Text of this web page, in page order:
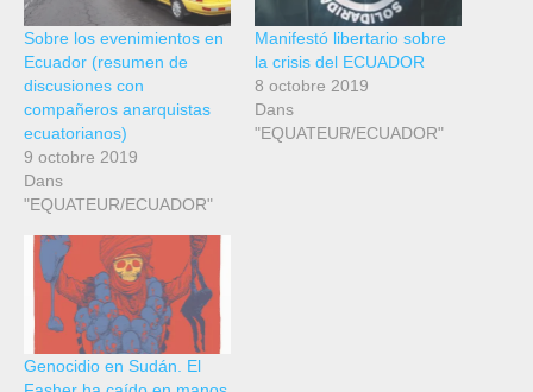
Sobre los evenimientos en
Ecuador (resumen de
discusiones con
compañeros anarquistas
ecuatorianos)
9 octobre 2019
Dans
"EQUATEUR/ECUADOR"
Manifestó libertario sobre
la crisis del ECUADOR
8 octobre 2019
Dans
"EQUATEUR/ECUADOR"
Genocidio en Sudán. El